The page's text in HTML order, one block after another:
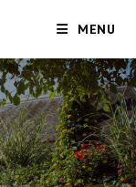
MENU